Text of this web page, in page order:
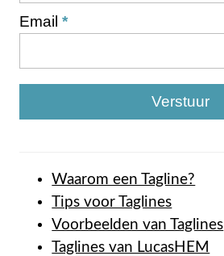
Email
Waarom een Tagline?
Tips voor Taglines
Voorbeelden van Taglines
Taglines van LucasHEM